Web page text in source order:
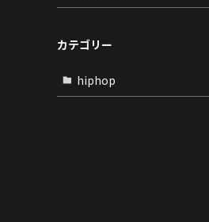
カテゴリー
hiphop